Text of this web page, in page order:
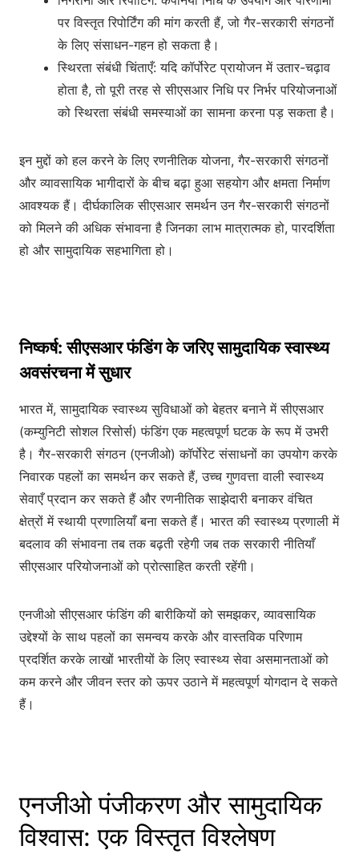
पर विस्तृत रिपोर्टिंग की मांग करती हैं, जो गैर-सरकारी संगठनों
के लिए संसाधन-गहन हो सकता है।
स्थिरता संबंधी चिंताएँ: यदि कॉर्पोरेट प्रायोजन में उतार-चढ़ाव
होता है, तो पूरी तरह से सीएसआर निधि पर निर्भर परियोजनाओं
को स्थिरता संबंधी समस्याओं का सामना करना पड़ सकता है।
इन मुद्दों को हल करने के लिए रणनीतिक योजना, गैर-सरकारी संगठनों
और व्यावसायिक भागीदारों के बीच बढ़ा हुआ सहयोग और क्षमता निर्माण
आवश्यक हैं। दीर्घकालिक सीएसआर समर्थन उन गैर-सरकारी संगठनों
को मिलने की अधिक संभावना है जिनका लाभ मात्रात्मक हो, पारदर्शिता
हो और सामुदायिक सहभागिता हो।
निष्कर्ष: सीएसआर फंडिंग के जरिए सामुदायिक स्वास्थ्य
अवसंरचना में सुधार
भारत में, सामुदायिक स्वास्थ्य सुविधाओं को बेहतर बनाने में सीएसआर
(कम्युनिटी सोशल रिसोर्स) फंडिंग एक महत्वपूर्ण घटक के रूप में उभरी
है। गैर-सरकारी संगठन (एनजीओ) कॉर्पोरेट संसाधनों का उपयोग करके
निवारक पहलों का समर्थन कर सकते हैं, उच्च गुणवत्ता वाली स्वास्थ्य
सेवाएँ प्रदान कर सकते हैं और रणनीतिक साझेदारी बनाकर वंचित
क्षेत्रों में स्थायी प्रणालियाँ बना सकते हैं। भारत की स्वास्थ्य प्रणाली में
बदलाव की संभावना तब तक बढ़ती रहेगी जब तक सरकारी नीतियाँ
सीएसआर परियोजनाओं को प्रोत्साहित करती रहेंगी।
एनजीओ सीएसआर फंडिंग की बारीकियों को समझकर, व्यावसायिक
उद्देश्यों के साथ पहलों का समन्वय करके और वास्तविक परिणाम
प्रदर्शित करके लाखों भारतीयों के लिए स्वास्थ्य सेवा असमानताओं को
कम करने और जीवन स्तर को ऊपर उठाने में महत्वपूर्ण योगदान दे सकते
हैं।
एनजीओ पंजीकरण और सामुदायिक
विश्वास: एक विस्तृत विश्लेषण